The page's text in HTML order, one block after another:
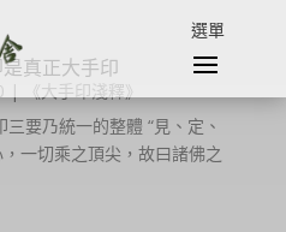
真正大手印
|
《大手印淺釋》
要乃統一的整體 “見、定、
一切乘之頂尖，故曰諸佛之